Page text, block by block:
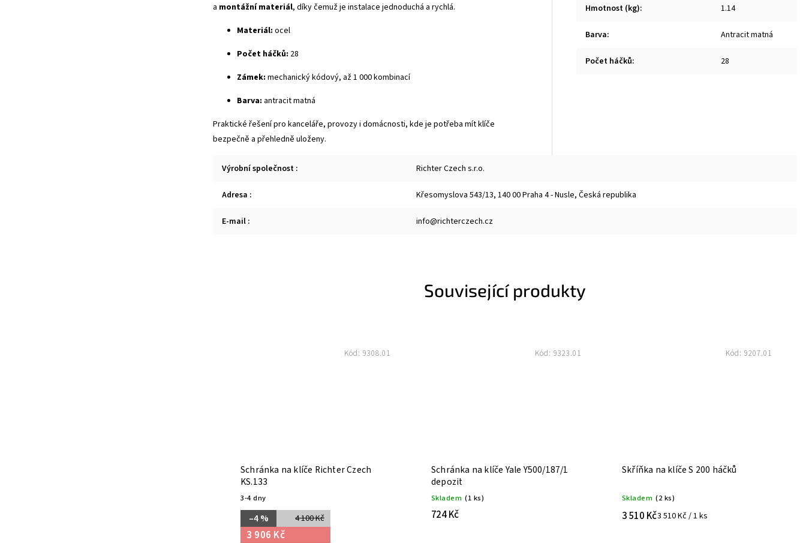
a montážní materiál, díky čemuž je instalace jednoduchá a rychlá.
Materiál: ocel
Počet háčků: 28
Zámek: mechanický kódový, až 1 000 kombinací
Barva: antracit matná
Praktické řešení pro kanceláře, provozy i domácnosti, kde je potřeba mít klíče
bezpečně a přehledně uloženy.
Hmotnost (kg): 1.14
Barva: Antracit matná
Počet háčků: 28
Výrobní společnost : Richter Czech s.r.o.
Adresa : Křesomyslova 543/13, 140 00 Praha 4 - Nusle, Česká republika
E-mail : info@richterczech.cz
Související produkty
Schránka na klíče Richter Czech
KS.133
3-4 dny
4 100 Kč
–4 %
3 906 Kč
Kód: 9308.01
Schránka na klíče Yale Y500/187/1
depozit
Skladem (1 ks)
724 Kč
Kód: 9323.01
Skříňka na klíče S 200 háčků
Skladem (2 ks)
3 510 Kč3 510 Kč / 1 ks
Kód: 9207.01